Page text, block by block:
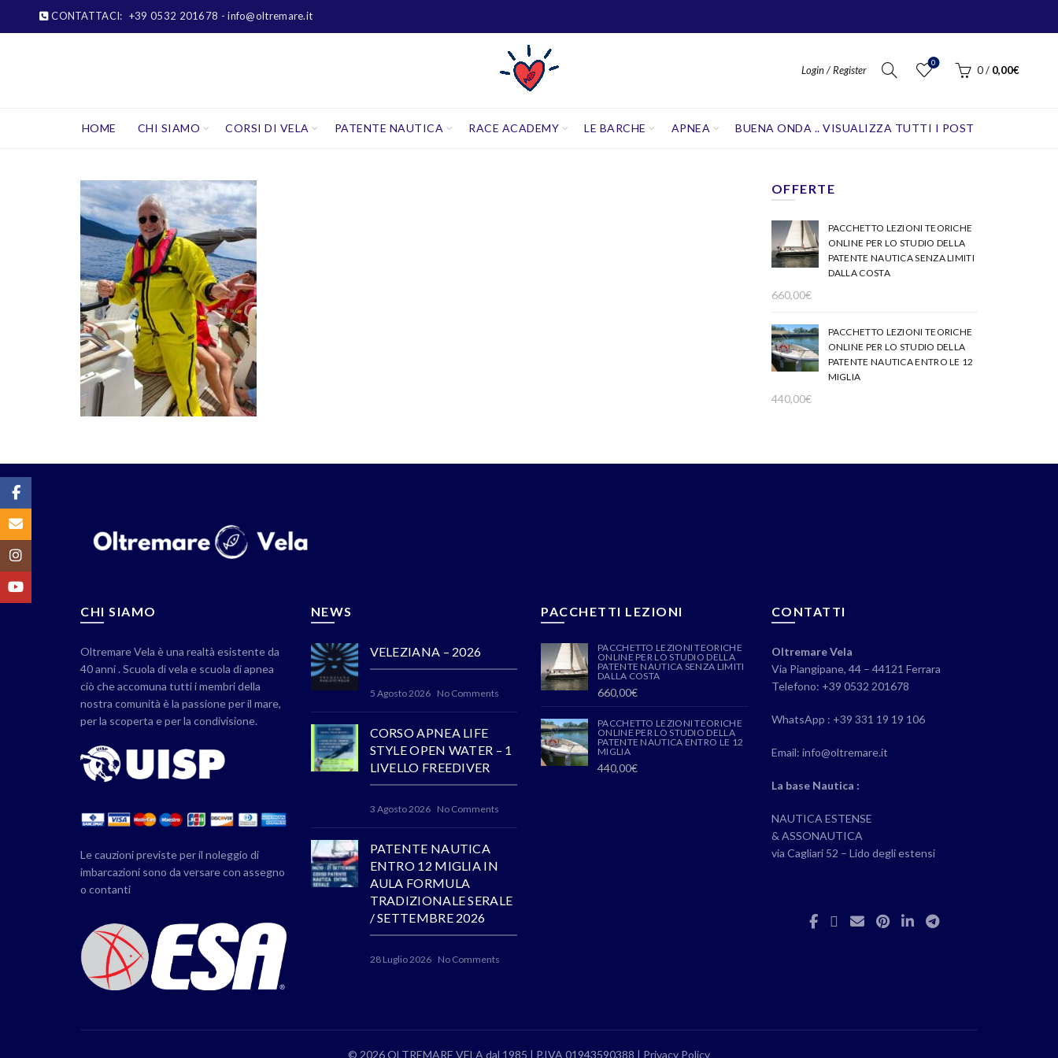
CONTATTACI: +39 0532 201678 - info@oltremare.it
Login / Register
0
0 / 0,00€
HOME CHI SIAMO CORSI DI VELA PATENTE NAUTICA RACE ACADEMY LE BARCHE APNEA BUENA ONDA .. VISUALIZZA TUTTI I POST
OFFERTE
PACCHETTO LEZIONI TEORICHE
ONLINE PER LO STUDIO DELLA
PATENTE NAUTICA SENZA LIMITI
DALLA COSTA
660,00€
PACCHETTO LEZIONI TEORICHE
ONLINE PER LO STUDIO DELLA
PATENTE NAUTICA ENTRO LE 12
MIGLIA
440,00€
CHI SIAMO
Oltremare Vela è una realtà esistente da
40 anni . Scuola di vela e scuola di apnea
ciò che accomuna tutti i membri della
nostra comunità è la passione per il mare,
per la scoperta e per la condivisione.
Le cauzioni previste per il noleggio di
imbarcazioni sono da versare con assegno
o contanti
NEWS
VELEZIANA – 2026
5 Agosto 2026 No Comments
CORSO APNEA LIFE
STYLE OPEN WATER – 1
LIVELLO FREEDIVER
3 Agosto 2026 No Comments
PATENTE NAUTICA
ENTRO 12 MIGLIA IN
AULA FORMULA
TRADIZIONALE SERALE
/ SETTEMBRE 2026
28 Luglio 2026 No Comments
PACCHETTI LEZIONI
PACCHETTO LEZIONI TEORICHE
ONLINE PER LO STUDIO DELLA
PATENTE NAUTICA SENZA LIMITI
DALLA COSTA
660,00€
PACCHETTO LEZIONI TEORICHE
ONLINE PER LO STUDIO DELLA
PATENTE NAUTICA ENTRO LE 12
MIGLIA
440,00€
CONTATTI
Oltremare Vela
Via Piangipane, 44 – 44121 Ferrara
Telefono: +39 0532 201678
WhatsApp : +39 331 19 19 106
Email: info@oltremare.it
La base Nautica :
NAUTICA ESTENSE
& ASSONAUTICA
via Cagliari 52 – Lido degli estensi
© 2026 OLTREMARE VELA dal 1985 | P.IVA 01943590388 | Privacy Policy